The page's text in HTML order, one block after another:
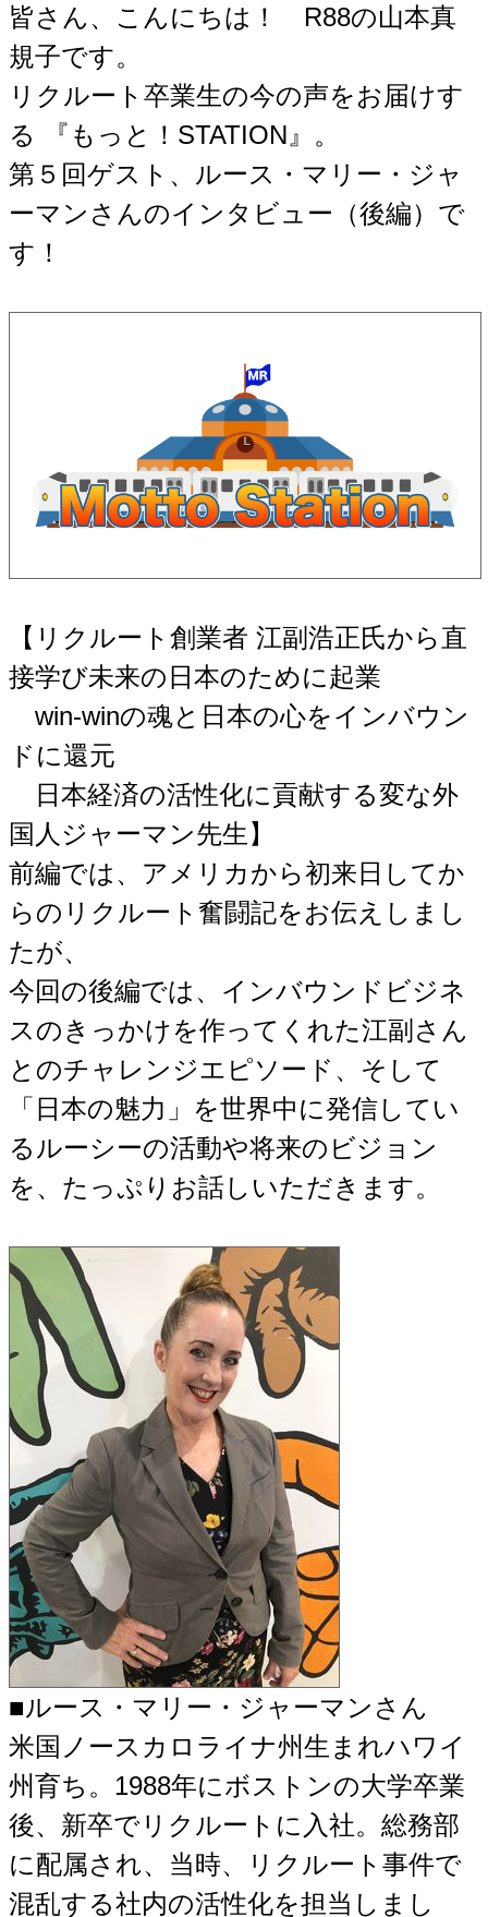
皆さん、こんにちは！ R88の山本真
規子です。
リクルート卒業生の今の声をお届けす
る 『もっと！STATION』。
第５回ゲスト、ルース・マリー・ジャ
ーマンさんのインタビュー（後編）で
す！
【リクルート創業者 江副浩正氏から直
接学び未来の日本のために起業
win-winの魂と日本の心をインバウン
ドに還元
日本経済の活性化に貢献する変な外
国人ジャーマン先生】
前編では、アメリカから初来日してか
らのリクルート奮闘記をお伝えしまし
たが、
今回の後編では、インバウンドビジネ
スのきっかけを作ってくれた江副さん
とのチャレンジエピソード、そして
「日本の魅力」を世界中に発信してい
るルーシーの活動や将来のビジョン
を、たっぷりお話しいただきます。
■ルース・マリー・ジャーマンさん
米国ノースカロライナ州生まれハワイ
州育ち。1988年にボストンの大学卒業
後、新卒でリクルートに入社。総務部
に配属され、当時、リクルート事件で
混乱する社内の活性化を担当しまし